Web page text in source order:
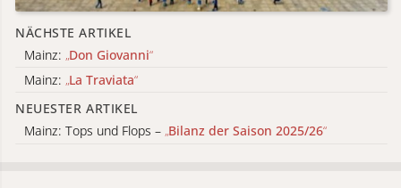
NÄCHSTE ARTIKEL
Mainz: „Don Giovanni“
Mainz: „La Traviata“
NEUESTER ARTIKEL
Mainz: Tops und Flops – „Bilanz der Saison 2025/26“